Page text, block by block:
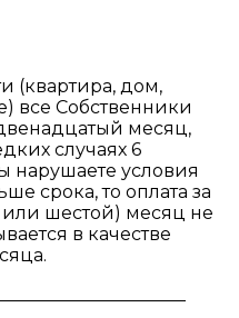
(квартира, дом,
все Собственники
месяц,
случаях 6
нарушаете условия
срока, то оплата за
шестой) месяц не
в качестве